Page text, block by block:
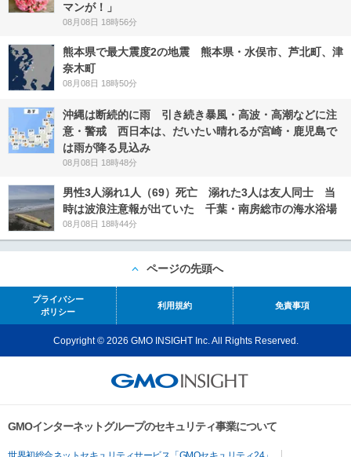
マンが！」
08月08日 18時56分
熊本県で最大震度2の地震 熊本県・水俣市、芦北町、津
奈木町
08月08日 18時50分
沖縄は断続的に雨 引き続き暴風・高波・高潮などに注
意・警戒 西日本は、だいたい晴れるが宮崎・鹿児島で
は雨が降る見込み
08月08日 18時48分
男性3人溺れ1人（69）死亡 溺れた3人は友人同士 当
時は波浪注意報が出ていた 千葉・南房総市の海水浴場
08月08日 18時44分
ページの先頭へ
プライバシー
ポリシー
利用規約 免責事項
Copyright © 2026 GMO INSIGHT Inc. All Rights Reserved.
GMOインターネットグループのセキュリティ事業について